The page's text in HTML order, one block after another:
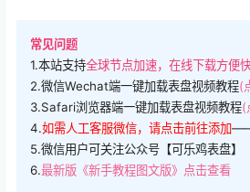
常见问题
1.本站支持全球节点加速，在线下载方便
2.微信Wechat端一键加载表盘视频教程(
3.Safari浏览器端一键加载表盘视频教程(
4.如需人工客服微信，请点击前往添加——
5.微信用户可关注公众号【可乐鸡表盘】
6.最新版《新手教程图文版》点击查看